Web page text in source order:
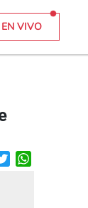
VIVO
Twitter